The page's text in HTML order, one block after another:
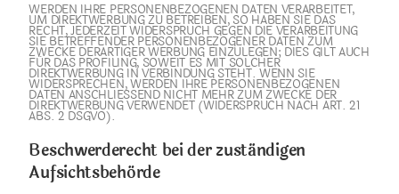
WERDEN IHRE PERSONENBEZOGENEN DATEN VERARBEITET,
UM DIREKTWERBUNG ZU BETREIBEN, SO HABEN SIE DAS
RECHT, JEDERZEIT WIDERSPRUCH GEGEN DIE VERARBEITUNG
SIE BETREFFENDER PERSONENBEZOGENER DATEN ZUM
ZWECKE DERARTIGER WERBUNG EINZULEGEN; DIES GILT AUCH
FÜR DAS PROFILING, SOWEIT ES MIT SOLCHER
DIREKTWERBUNG IN VERBINDUNG STEHT. WENN SIE
WIDERSPRECHEN, WERDEN IHRE PERSONENBEZOGENEN
DATEN ANSCHLIESSEND NICHT MEHR ZUM ZWECKE DER
DIREKTWERBUNG VERWENDET (WIDERSPRUCH NACH ART. 21
ABS. 2 DSGVO).
Beschwerde­recht bei der zuständigen
Aufsichts­behörde